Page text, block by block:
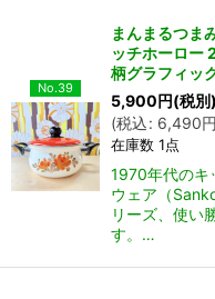
No.39
まんまるつま
ッチホーロー
柄グラフィッ
5,900円(税別)
(税込: 6,490円
在庫数 1点
1970年代のキ
ウェア（
リーズ、使い
す。…